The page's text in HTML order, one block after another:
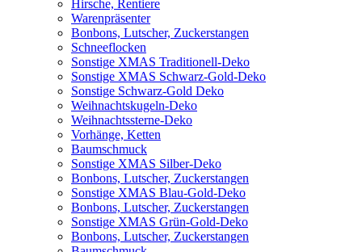
Hirsche, Rentiere
Warenpräsenter
Bonbons, Lutscher, Zuckerstangen
Schneeflocken
Sonstige XMAS Traditionell-Deko
Sonstige XMAS Schwarz-Gold-Deko
Sonstige Schwarz-Gold Deko
Weihnachtskugeln-Deko
Weihnachtssterne-Deko
Vorhänge, Ketten
Baumschmuck
Sonstige XMAS Silber-Deko
Bonbons, Lutscher, Zuckerstangen
Sonstige XMAS Blau-Gold-Deko
Bonbons, Lutscher, Zuckerstangen
Sonstige XMAS Grün-Gold-Deko
Bonbons, Lutscher, Zuckerstangen